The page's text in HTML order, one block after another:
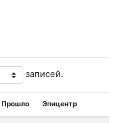
записей.
Прошло Эпицентр